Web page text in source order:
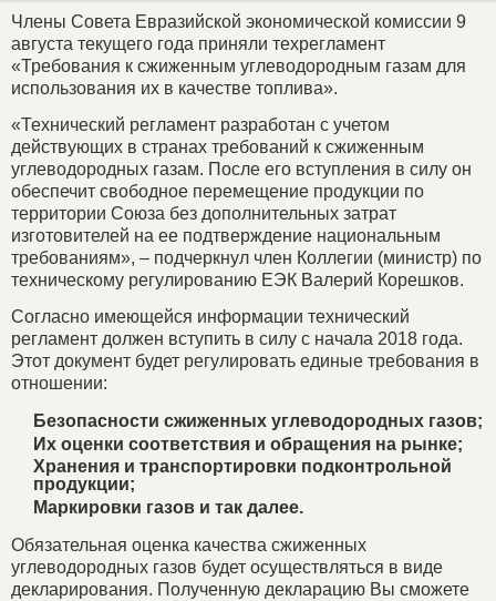
Члены Совета Евразийской экономической комиссии 9
августа текущего года приняли техрегламент
«Требования к сжиженным углеводородным газам для
использования их в качестве топлива».
«Технический регламент разработан с учетом
действующих в странах требований к сжиженным
углеводородных газам. После его вступления в силу он
обеспечит свободное перемещение продукции по
территории Союза без дополнительных затрат
изготовителей на ее подтверждение национальным
требованиям», – подчеркнул член Коллегии (министр) по
техническому регулированию ЕЭК Валерий Корешков.
Согласно имеющейся информации технический
регламент должен вступить в силу с начала 2018 года.
Этот документ будет регулировать единые требования в
отношении:
Безопасности сжиженных углеводородных газов;
Их оценки соответствия и обращения на рынке;
Хранения и транспортировки подконтрольной
продукции;
Маркировки газов и так далее.
Обязательная оценка качества сжиженных
углеводородных газов будет осуществляться в виде
декларирования. Полученную декларацию Вы сможете